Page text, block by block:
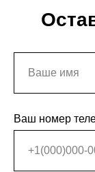
Ваш номер